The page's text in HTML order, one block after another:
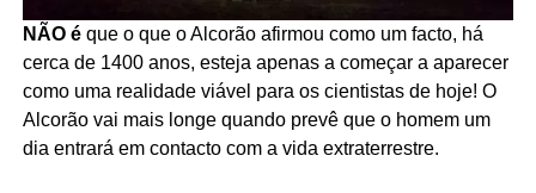
NÃO éque o que o Alcorão afirmou como um facto, há
cerca de 1400 anos, esteja apenas a começar a aparecer
como uma realidade viável para os cientistas de hoje! O
Alcorão vai mais longe quando prevê que o homem um
dia entrará em contacto com a vida extraterrestre.